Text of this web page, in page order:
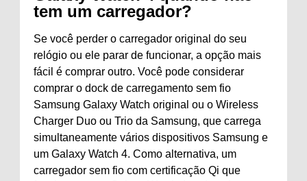
tem um carregador?
Se você perder o carregador original do seu
relógio ou ele parar de funcionar, a opção mais
fácil é comprar outro. Você pode considerar
comprar o dock de carregamento sem fio
Samsung Galaxy Watch original ou o Wireless
Charger Duo ou Trio da Samsung, que carrega
simultaneamente vários dispositivos Samsung e
um Galaxy Watch 4. Como alternativa, um
carregador sem fio com certificação Qi que